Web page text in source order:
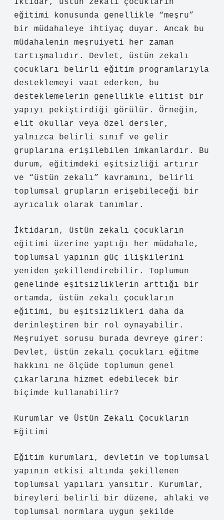
İktidar, üstün zekalı çocukların
eğitimi konusunda genellikle “meşru”
bir müdahaleye ihtiyaç duyar. Ancak bu
müdahalenin meşruiyeti her zaman
tartışmalıdır. Devlet, üstün zekalı
çocukları belirli eğitim programlarıyla
desteklemeyi vaat ederken, bu
desteklemelerin genellikle elitist bir
yapıyı pekiştirdiği görülür. Örneğin,
elit okullar veya özel dersler,
yalnızca belirli sınıf ve gelir
gruplarına erişilebilen imkanlardır. Bu
durum, eğitimdeki eşitsizliği artırır
ve “üstün zekalı” kavramını, belirli
toplumsal grupların erişebileceği bir
ayrıcalık olarak tanımlar.
İktidarın, üstün zekalı çocukların
eğitimi üzerine yaptığı her müdahale,
toplumsal yapının güç ilişkilerini
yeniden şekillendirebilir. Toplumun
genelinde eşitsizliklerin arttığı bir
ortamda, üstün zekalı çocukların
eğitimi, bu eşitsizlikleri daha da
derinleştiren bir rol oynayabilir.
Meşruiyet sorusu burada devreye girer:
Devlet, üstün zekalı çocukları eğitme
hakkını ne ölçüde toplumun genel
çıkarlarına hizmet edebilecek bir
biçimde kullanabilir?
Kurumlar ve Üstün Zekalı Çocukların
Eğitimi
Eğitim kurumları, devletin ve toplumsal
yapının etkisi altında şekillenen
toplumsal yapıları yansıtır. Kurumlar,
bireyleri belirli bir düzene, ahlaki ve
toplumsal normlara uygun şekilde